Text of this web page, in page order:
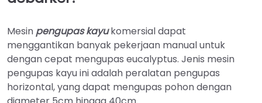
Mesin pengupas kayukomersial dapat
menggantikan banyak pekerjaan manual untuk
dengan cepat mengupas eucalyptus. Jenis mesin
pengupas kayu ini adalah peralatan pengupas
horizontal, yang dapat mengupas pohon dengan